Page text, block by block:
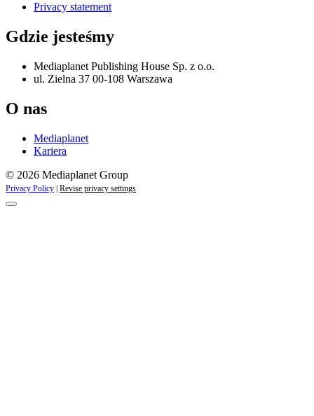
Privacy statement
Gdzie jesteśmy
Mediaplanet Publishing House Sp. z o.o.
ul. Zielna 37 00-108 Warszawa
O nas
Mediaplanet
Kariera
© 2026 Mediaplanet Group
Privacy Policy | Revise privacy settings